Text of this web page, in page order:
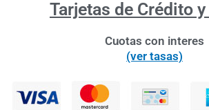
Tarjetas de Crédito
Cuotas con interes
(ver tasas)